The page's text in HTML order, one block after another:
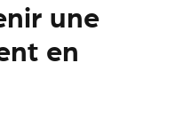
une
en